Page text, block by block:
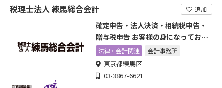
税理士法人 練馬総合会計 追加
確定申告・法人決済・相続税申告・
贈与税申告 お客様の身になってお手
伝い
法律・会計関連 会計事務所
東京都練馬区
03-3867-6621